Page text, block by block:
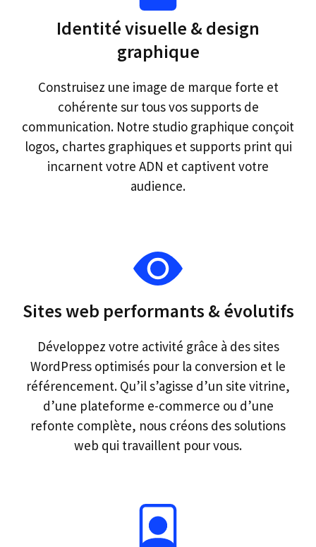
Identité visuelle & design
graphique
Construisez une image de marque forte et
cohérente sur tous vos supports de
communication. Notre studio graphique conçoit
logos, chartes graphiques et supports print qui
incarnent votre ADN et captivent votre
audience.
Sites web performants & évolutifs
Développez votre activité grâce à des sites
WordPress optimisés pour la conversion et le
référencement. Qu’il s’agisse d’un site vitrine,
d’une plateforme e-commerce ou d’une
refonte complète, nous créons des solutions
web qui travaillent pour vous.